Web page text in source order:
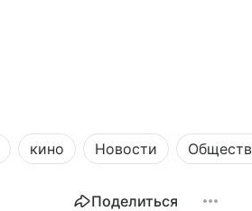
кино Новости
Поделиться